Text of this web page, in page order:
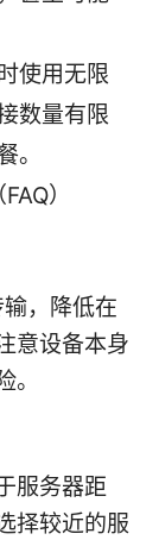
使用无限
数量有限
。
）
，降低在
意设备本身
服务器距
择较近的服